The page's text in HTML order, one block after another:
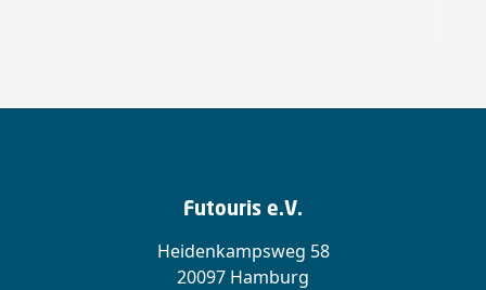
Futouris e.V.
Heidenkampsweg 58
20097 Hamburg